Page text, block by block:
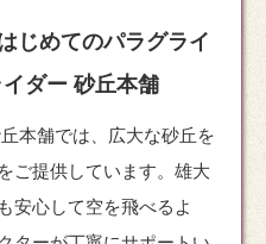
じめてのパラグライ
ダー 砂丘本舗
本舗では、広大な砂丘を
ご提供しています。雄大
安心して空を飛べるよ